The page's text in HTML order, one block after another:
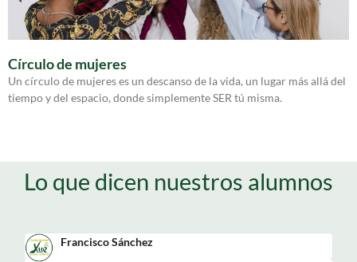
Círculo de mujeres
Un círculo de mujeres es un descanso de la vida, un lugar más allá del
tiempo y del espacio, donde simplemente SER tú misma.
Lo que dicen nuestros alumnos
Francisco Sánchez